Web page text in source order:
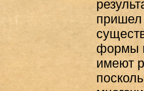
пришел
формы
имеют